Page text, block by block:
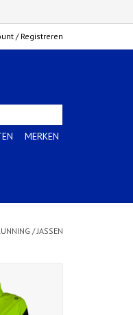
/ Registreren
MERKEN
/JASSEN